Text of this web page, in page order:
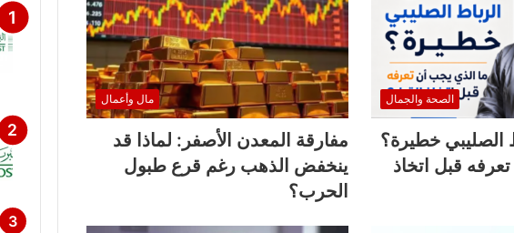
الصحة والجمال
الصليبي خطيرة؟
قبل اتخاذ
مال وأعمال
مفارقة المعدن الأصفر: لماذا قد
ينخفض الذهب رغم قرع طبول
الحرب؟